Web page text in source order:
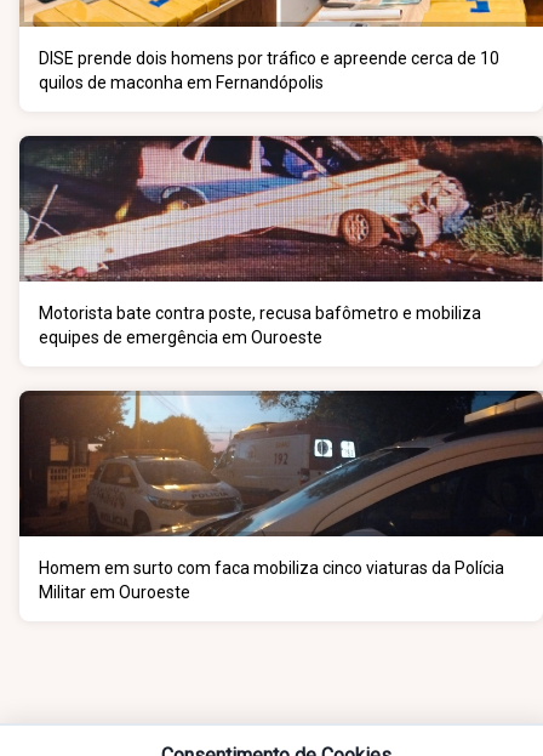
DISE prende dois homens por tráfico e apreende cerca de 10
quilos de maconha em Fernandópolis
Motorista bate contra poste, recusa bafômetro e mobiliza
equipes de emergência em Ouroeste
Homem em surto com faca mobiliza cinco viaturas da Polícia
Militar em Ouroeste